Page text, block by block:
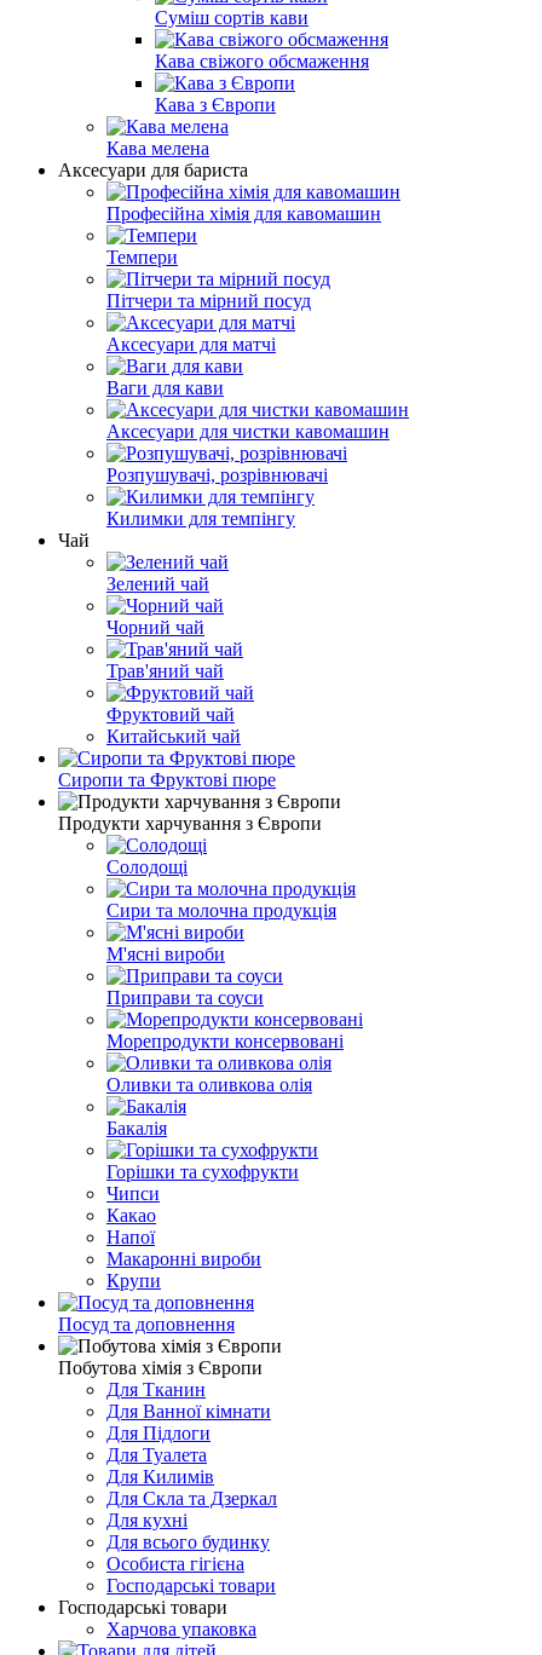
Суміш сортів кави
Кава свіжого обсмаження
Кава з Європи
Кава мелена
Аксесуари для бариста
Професійна хімія для кавомашин
Темпери
Пітчери та мірний посуд
Аксесуари для матчі
Ваги для кави
Аксесуари для чистки кавомашин
Розпушувачі, розрівнювачі
Килимки для темпінгу
Чай
Зелений чай
Чорний чай
Трав'яний чай
Фруктовий чай
Китайський чай
Сиропи та Фруктові пюре
Продукти харчування з Європи
Солодощі
Сири та молочна продукція
М'ясні вироби
Приправи та соуси
Морепродукти консервовані
Оливки та оливкова олія
Бакалія
Горішки та сухофрукти
Чипси
Какао
Напої
Макаронні вироби
Крупи
Посуд та доповнення
Побутова хімія з Європи
Для Тканин
Для Ванної кімнати
Для Підлоги
Для Туалета
Для Килимів
Для Скла та Дзеркал
Для кухні
Для всього будинку
Особиста гігієна
Господарські товари
Господарські товари
Харчова упаковка